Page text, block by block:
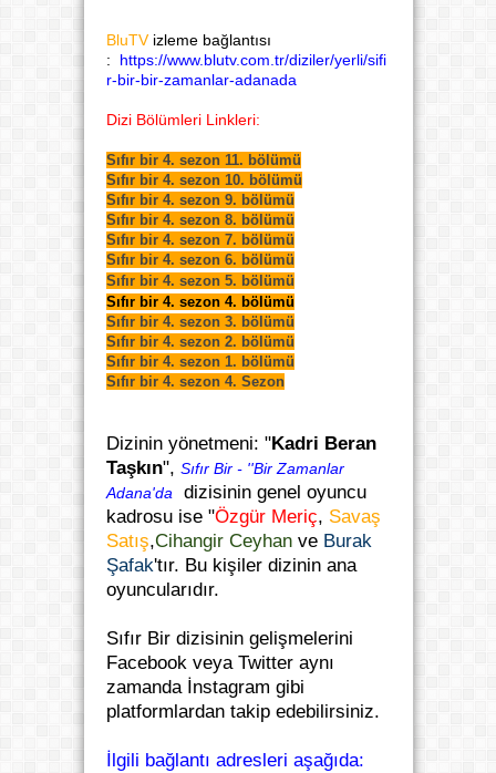
BluTVizleme bağlantısı
: https://www.blutv.com.tr/diziler/yerli/sifi
r-bir-bir-zamanlar-adanada
Dizi Bölümleri Linkleri:
Sıfır bir 4. sezon 11. bölümü
Sıfır bir 4. sezon 10. bölümü
Sıfır bir 4. sezon 9. bölümü
Sıfır bir 4. sezon 8. bölümü
Sıfır bir 4. sezon 7. bölümü
Sıfır bir 4. sezon 6. bölümü
Sıfır bir 4. sezon 5. bölümü
Sıfır bir 4. sezon 4. bölümü
Sıfır bir 4. sezon 3. bölümü
Sıfır bir 4. sezon 2. bölümü
Sıfır bir 4. sezon 1. bölümü
Sıfır bir 4. sezon 4. Sezon
Dizinin yönetmeni: "Kadri Beran
Taşkın", Sıfır Bir - ''Bir Zamanlar
Adana'da
dizisinin genel oyuncu
kadrosu ise "Özgür Meriç, Savaş
Satış,Cihangir Ceyhanve Burak
Şafak'tır. Bu kişiler dizinin ana
oyuncularıdır.
Sıfır Bir dizisinin gelişmelerini
Facebook veya Twitter aynı
zamanda İnstagram gibi
platformlardan takip edebilirsiniz.
İlgili bağlantı adresleri aşağıda: